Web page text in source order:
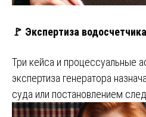
🚩 Экспертиза водосчетчика
Три кейса и процессуальные
экспертиза генератора
суда или постановлением